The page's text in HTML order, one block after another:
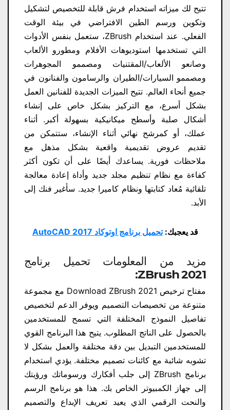
تتيح لك ميزاته استخدام فرش قابلة للتخصيص لتشكيل
وتكوين ورسم الطين الافتراضي في بيئة الوقت
الفعلي. عند استخدام ZBrush، ستعمل بنفس الأدوات
التي تستخدمها استوديوهات الأفلام ومطورو الألعاب
وصانعو الألعاب/المقتنيات ومصممو المجوهرات
ومصممو السيارات/الطيران والرسامون والفنانون في
جميع أنحاء العالم. تتيح الميزات الجديدة للفنانين العمل
بشكل أسرع، مع التركيز بشكل خاص على إنشاء
أشكال صلبة وأسطح ميكانيكية بسهولة أكبر. أثناء
عملك، أو كمرشح نهائي أثناء الإنشاء، ستتمكن من
تقديم عروض تقديمية واقعية بشكل مذهل مع
ملاحظات فورية. يساعدك أيضًا على أن تكون أكثر
كفاءة مع نظام تنظيم مجلد جديد وأداة إعادة معالجة
تلقائية مُعاد كتابتها ونظام كاميرا جديد. سأغير فنك إلى
الأبد.
قد يعجبك:تحميل برنامج اوتوكاد 2017 AutoCAD
مزيد من المعلومات تحميل برنامج
ZBrush 2021
:
مفتاح ترخيص Download ZBrush 2021​ مع مجموعة
متنوعة من تخصيصات التصميم ويوفر الدعم لتخصيص
تفاصيل النموذج المختلفة التي تسمح للمستخدمين
بالحصول على الناتج المطلوب. يتيح هذا البرنامج القوي
للمستخدمين التبديل بين دقة مختلفة والعمل بشكل لا
تشوبه شائبة مع كائنات تصميم مختلفة. يؤدي استخدام
برنامج ZBrush إلى جلب أفكارك ورسوماتك ورؤيتك
إلى جهاز الكمبيوتر الخاص بك. هذا هو برنامج الرسم
والنحت الرقمي الذي يعيد تعريف الإبداع والتصميم